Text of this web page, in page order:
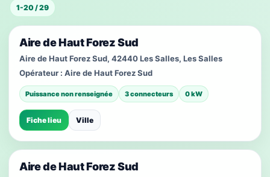
1-20 / 29
Aire de Haut Forez Sud
Aire de Haut Forez Sud, 42440 Les Salles, Les Salles
Opérateur : Aire de Haut Forez Sud
Puissance non renseignée 3 connecteurs 0 kW
Fiche lieu Ville
Aire de Haut Forez Sud